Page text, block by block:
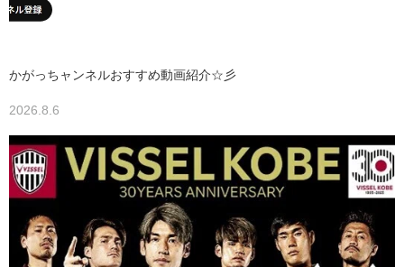
かがっちャンネルおすすめ動画紹介☆彡
2026.8.6